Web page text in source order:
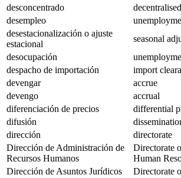
desconcentrado
decentralised
desempleo
desestacionalización o ajuste
estacional
seasonal
desocupación
despacho de importación
import
devengar
accrue
devengo
accrual
diferenciación de precios
differential
difusión
dirección
directorate
Dirección de Administración de
Recursos Humanos
Directorate
Human
Dirección de Asuntos Jurídicos
Directorate